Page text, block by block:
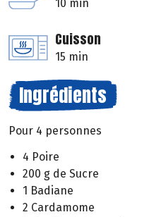
10 min
Cuisson
15 min
Ingrédients
Pour 4 personnes
4 Poire
200 g de Sucre
1 Badiane
2 Cardamome